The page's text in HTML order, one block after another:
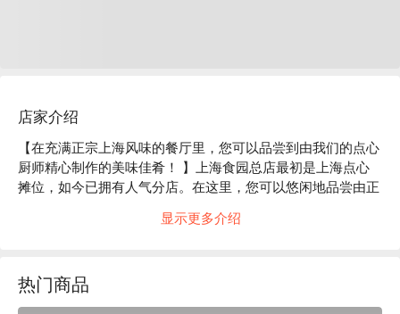
店家介绍
【在充满正宗上海风味的餐厅里，您可以品尝到由我们的点心
厨师精心制作的美味佳肴！ 】上海食园总店最初是上海点心
摊位，如今已拥有人气分店。在这里，您可以悠闲地品尝由正
“小笼包”，点餐后才将馅料包入皮中。咬开皮的内侧，吮吸里
外，这里还提供正宗的中华料理，这一点也非常棒。何不在宁
静祥和的氛围中，享受美味又惬意的时光呢？
显示更多介绍
热门商品